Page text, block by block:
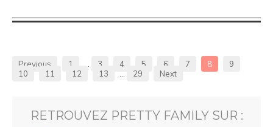
Previous 1 … 3 4 5 6 7 8
9
10
11 12 13 … 29 Next
RETROUVEZ PRETTY FAMILY SUR :